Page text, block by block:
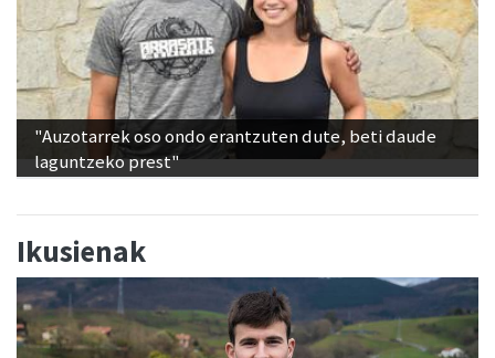
"Auzotarrek oso ondo erantzuten dute, beti daude
laguntzeko prest"
Ikusienak